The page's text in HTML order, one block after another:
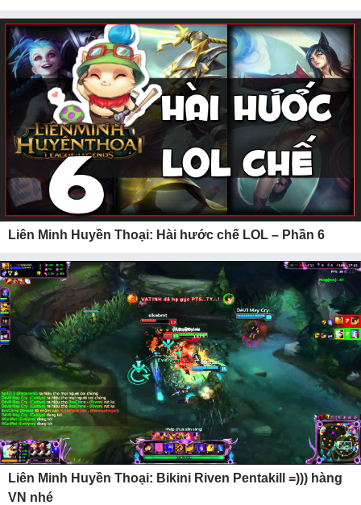
Liên Minh Huyền Thoại: Hài hước chế LOL – Phần 6
Liên Minh Huyền Thoại: Bikini Riven Pentakill =))) hàng
VN nhé